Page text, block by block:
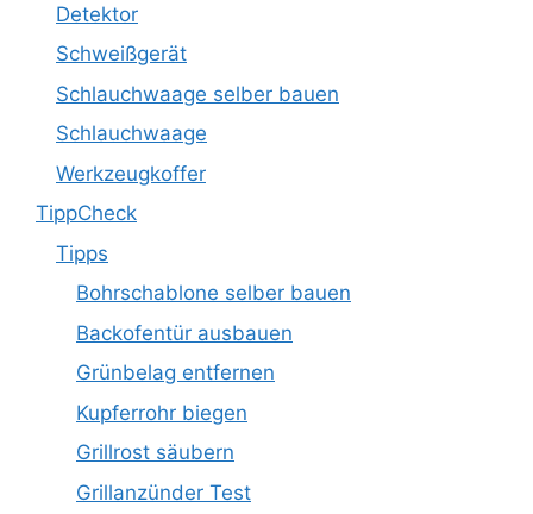
Detektor
Schweißgerät
Schlauchwaage selber bauen
Schlauchwaage
Werkzeugkoffer
TippCheck
Tipps
Bohrschablone selber bauen
Backofentür ausbauen
Grünbelag entfernen
Kupferrohr biegen
Grillrost säubern
Grillanzünder Test